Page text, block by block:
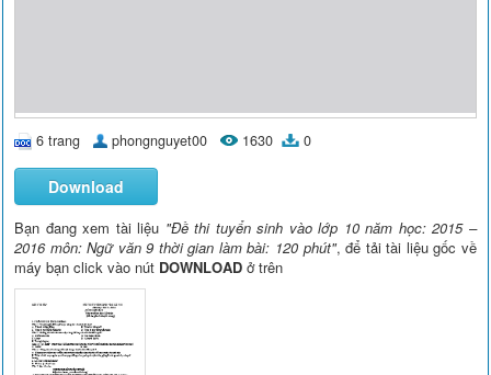
6 trang phongnguyet00 1630 0
Download
Bạn đang xem tài liệu "Đề thi tuyển sinh vào lớp 10 năm học: 2015 –
2016 môn: Ngữ văn 9 thời gian làm bài: 120 phút", để tải tài liệu gốc về
máy bạn click vào nút DOWNLOAD ở trên